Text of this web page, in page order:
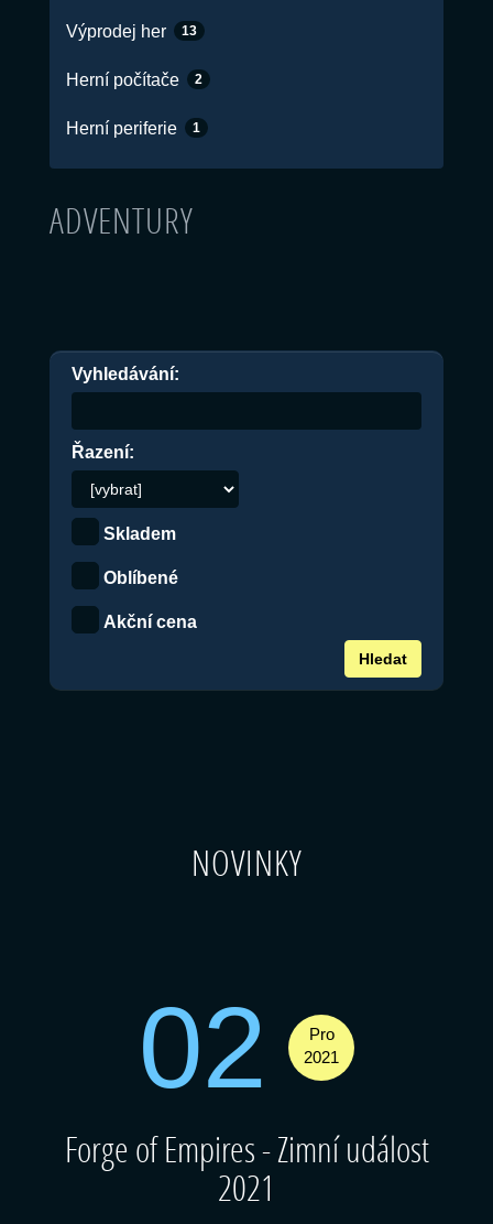
Výprodej her 13
Herní počítače 2
Herní periferie 1
ADVENTURY
Vyhledávání:
Řazení:
Skladem
Oblíbené
Akční cena
Hledat
NOVINKY
02
Pro
2021
Forge of Empires - Zimní událost
2021